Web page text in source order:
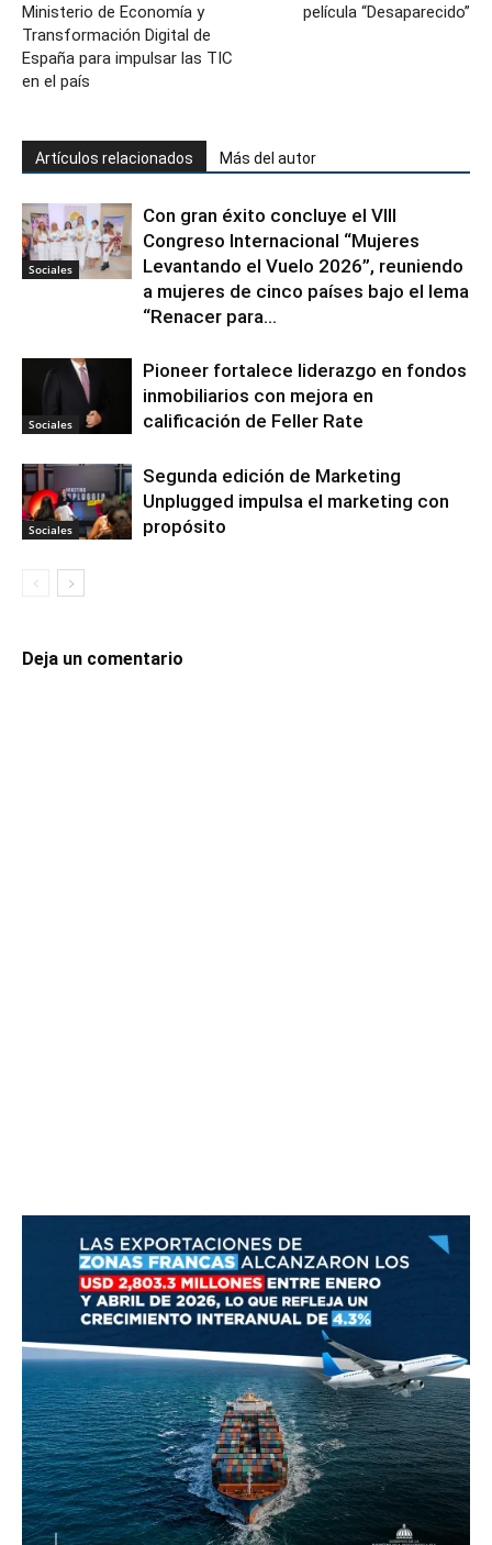
Ministerio de Economía y
Transformación Digital de
España para impulsar las TIC
en el país
película “Desaparecido”
Artículos relacionados Más del autor
Sociales
Con gran éxito concluye el VIII
Congreso Internacional “Mujeres
Levantando el Vuelo 2026”, reuniendo
a mujeres de cinco países bajo el lema
“Renacer para...
Sociales
Pioneer fortalece liderazgo en fondos
inmobiliarios con mejora en
calificación de Feller Rate
Sociales
Segunda edición de Marketing
Unplugged impulsa el marketing con
propósito
Deja un comentario